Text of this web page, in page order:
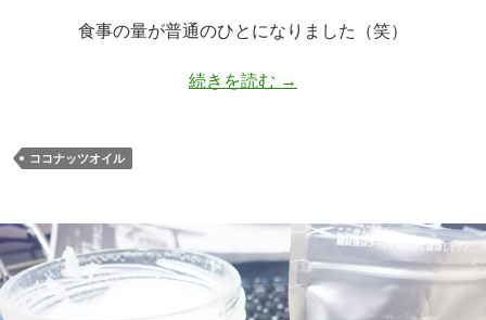
食事の量が普通のひとになりました（笑）
続きを読む ココナッツオイルの効能
→
ココナッツオイル